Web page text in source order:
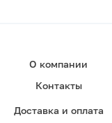
О компании
Контакты
Доставка и оплата